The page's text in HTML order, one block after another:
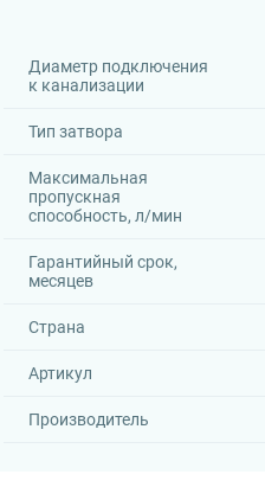
Диаметр подключения
к канализации
Тип затвора
Максимальная
пропускная
способность, л/мин
Гарантийный срок,
месяцев
Страна
Артикул
Производитель